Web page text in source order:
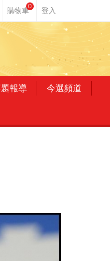
0
報導 今選頻道